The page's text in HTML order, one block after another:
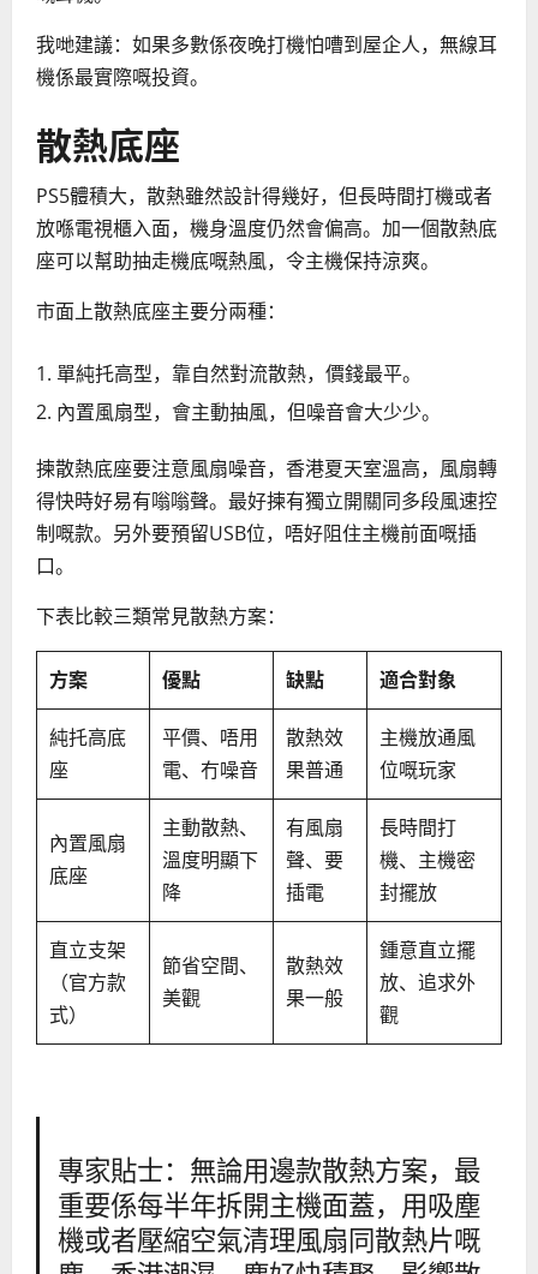
我哋建議：如果多數係夜晚打機怕嘈到屋企人，無線耳
機係最實際嘅投資。
散熱底座
PS5體積大，散熱雖然設計得幾好，但長時間打機或者
放喺電視櫃入面，機身溫度仍然會偏高。加一個散熱底
座可以幫助抽走機底嘅熱風，令主機保持涼爽。
市面上散熱底座主要分兩種：
單純托高型，靠自然對流散熱，價錢最平。
內置風扇型，會主動抽風，但噪音會大少少。
揀散熱底座要注意風扇噪音，香港夏天室溫高，風扇轉
得快時好易有嗡嗡聲。最好揀有獨立開關同多段風速控
制嘅款。另外要預留USB位，唔好阻住主機前面嘅插
口。
下表比較三類常見散熱方案：
方案 優點 缺點 適合對象
純托高底
座
平價、唔用
電、冇噪音
散熱效
果普通
主機放通風
位嘅玩家
內置風扇
底座
主動散熱、
溫度明顯下
降
有風扇
聲、要
插電
長時間打
機、主機密
封擺放
直立支架
（官方款
式）
節省空間、
美觀
散熱效
果一般
鍾意直立擺
放、追求外
觀
專家貼士：無論用邊款散熱方案，最
重要係每半年拆開主機面蓋，用吸塵
機或者壓縮空氣清理風扇同散熱片嘅